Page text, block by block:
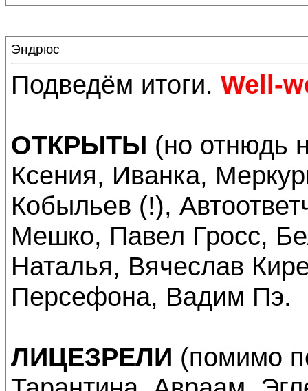
Эндрюс
Подведём итоги. Well-
ОТКРЫТЫ (но отнюдь
Ксения, Иванка,
Кобыльев (!),
Мешко, Павел Гросс,
Наталья, Вячеслав
Персефона, Вадим Пэ.
ЛИЦЕЗРЕЛИ (помимо